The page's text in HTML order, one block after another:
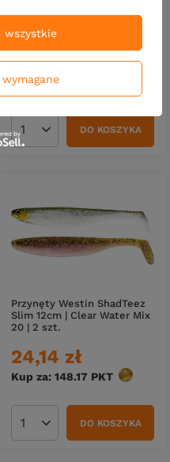
Slim 14cm | Clear Water Mix
20 | 2 szt.
29,99 zł
Kup za: 148.17
Ilość produktówDO KOSZYKA
Przynęty Westin ShadTeez
Slim 12cm | Clear Water Mix
20 | 2 szt.
24,14 zł
Kup za: 148.17 PKT punktów
Ilość produktówDO KOSZYKA
wszystkie